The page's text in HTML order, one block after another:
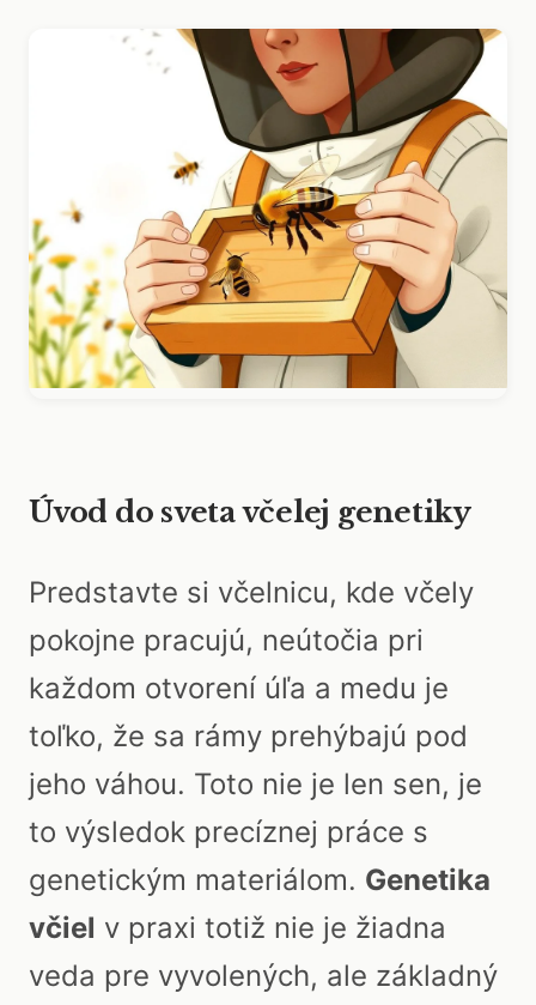
Úvod do sveta včelej genetiky
Predstavte si včelnicu, kde včely
pokojne pracujú, neútočia pri
každom otvorení úľa a medu je
toľko, že sa rámy prehýbajú pod
jeho váhou. Toto nie je len sen, je
to výsledok precíznej práce s
genetickým materiálom. Genetika
včiel v praxi totiž nie je žiadna
veda pre vyvolených, ale základný